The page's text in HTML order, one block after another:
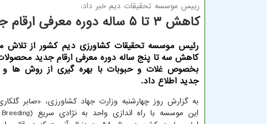
رییس موسسه تحقیقات دیم خبر داد:
كاهش ۳ تا ۵ ساله دوره معرفی ارقام جدید غلات و حبوبات دیم
رئیس موسسه تحقیقات کشاورزی دیم کشور از تلاش
کاهش سه تا پنج ساله دوره معرفی ارقام جدید
بخصوص غلات و حبوبات با بهره گیری از روش ها و
جدید اطلاع داد.
به گزارش روز چهارشنبه وزارت جهاد کشاورزی، «صابر